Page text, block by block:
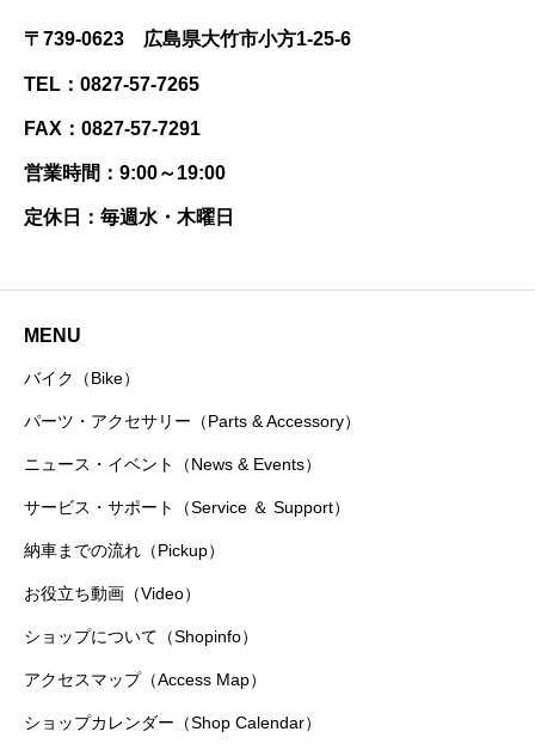
〒739-0623 広島県大竹市小方1-25-6
TEL：0827-57-7265
FAX：0827-57-7291
営業時間：9:00～19:00
定休日：毎週水・木曜日
MENU
バイク（Bike）
パーツ・アクセサリー（Parts & Accessory）
ニュース・イベント（News & Events）
サービス・サポート（Service ＆ Support）
納車までの流れ（Pickup）
お役立ち動画（Video）
ショップについて（Shopinfo）
アクセスマップ（Access Map）
ショップカレンダー（Shop Calendar）